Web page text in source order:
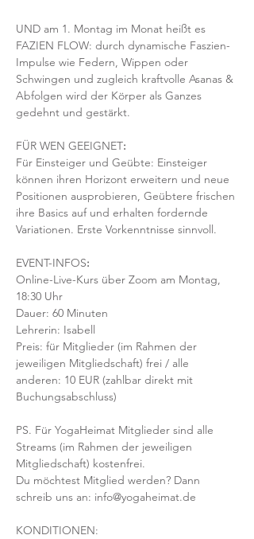
UND am 1. Montag im Monat heißt es
FAZIEN FLOW: durch dynamische Faszien-
Impulse wie Federn, Wippen oder
Schwingen und zugleich kraftvolle Asanas &
Abfolgen wird der Körper als Ganzes
gedehnt und gestärkt.
FÜR WEN GEEIGNET:
Für Einsteiger und Geübte: Einsteiger
können ihren Horizont erweitern und neue
Positionen ausprobieren, Geübtere frischen
ihre Basics auf und erhalten fordernde
Variationen. Erste Vorkenntnisse sinnvoll.
EVENT-INFOS:
Online-Live-Kurs über Zoom am Montag,
18:30 Uhr
Dauer: 60 Minuten
Lehrerin: Isabell
Preis: für Mitglieder (im Rahmen der
jeweiligen Mitgliedschaft) frei / alle
anderen: 10 EUR (zahlbar direkt mit
Buchungsabschluss)
PS. Für YogaHeimat Mitglieder sind alle
Streams (im Rahmen der jeweiligen
Mitgliedschaft) kostenfrei.
Du möchtest Mitglied werden? Dann
schreib uns an: info@yogaheimat.de
KONDITIONEN: